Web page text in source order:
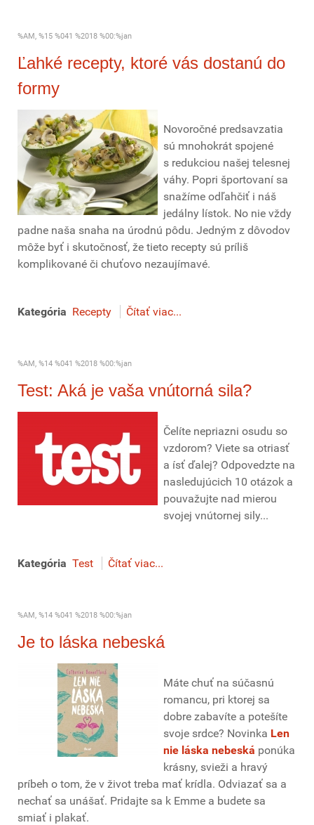
%AM, %15 %041 %2018 %00:%jan
Ľahké recepty, ktoré vás dostanú do
formy
Novoročné predsavzatia
sú mnohokrát spojené
s redukciou našej telesnej
váhy. Popri športovaní sa
snažíme odľahčiť i náš
jedálny lístok. No nie vždy
padne naša snaha na úrodnú pôdu. Jedným z dôvodov
môže byť i skutočnosť, že tieto recepty sú príliš
komplikované či chuťovo nezaujímavé.
Kategória Recepty Čítať viac...
%AM, %14 %041 %2018 %00:%jan
Test: Aká je vaša vnútorná sila?
Čelíte nepriazni osudu so
vzdorom? Viete sa otriasť
a ísť ďalej? Odpovedzte na
nasledujúcich 10 otázok a
pouvažujte nad mierou
svojej vnútornej sily...
Kategória Test Čítať viac...
%AM, %14 %041 %2018 %00:%jan
Je to láska nebeská
Máte chuť na súčasnú
romancu, pri ktorej sa
dobre zabavíte a potešíte
svoje srdce? Novinka Len
nie láska nebeská ponúka
krásny, svieži a hravý
príbeh o tom, že v život treba mať krídla. Odviazať sa a
nechať sa unášať. Pridajte sa k Emme a budete sa
smiať i plakať.